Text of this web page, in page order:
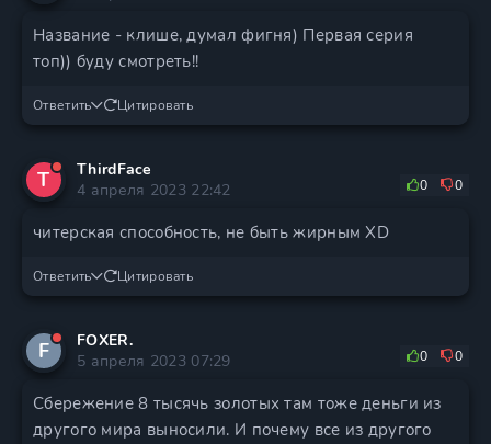
Название - клише, думал фигня) Первая серия
топ)) буду смотреть!!
Ответить Цитировать
T
ThirdFace
4 апреля 2023 22:42
0 0
читерская способность, не быть жирным XD
Ответить Цитировать
F
FOXER.
5 апреля 2023 07:29
0 0
Сбережение 8 тысячь золотых там тоже деньги из
другого мира выносили. И почему все из другого